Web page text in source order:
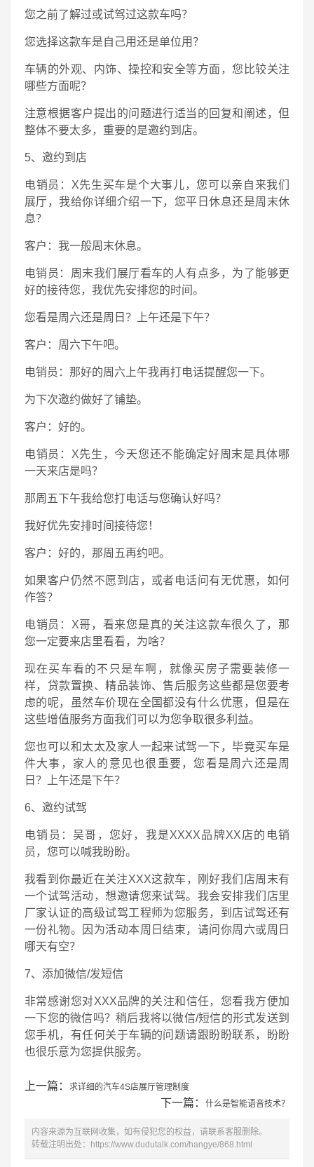
您之前了解过或试驾过这款车吗？
您选择这款车是自己用还是单位用？
车辆的外观、内饰、操控和安全等方面，您比较关注
哪些方面呢？
注意根据客户提出的问题进行适当的回复和阐述，但
整体不要太多，重要的是邀约到店。
5、邀约到店
电销员：X先生买车是个大事儿，您可以亲自来我们
展厅，我给你详细介绍一下，您平日休息还是周末休
息？
客户：我一般周末休息。
电销员：周末我们展厅看车的人有点多，为了能够更
好的接待您，我优先安排您的时间。
您看是周六还是周日？上午还是下午？
客户：周六下午吧。
电销员：那好的周六上午我再打电话提醒您一下。
为下次邀约做好了铺垫。
客户：好的。
电销员：X先生，今天您还不能确定好周末是具体哪
一天来店是吗？
那周五下午我给您打电话与您确认好吗？
我好优先安排时间接待您！
客户：好的，那周五再约吧。
如果客户仍然不愿到店，或者电话问有无优惠，如何
作答？
电销员：X哥，看来您是真的关注这款车很久了，那
您一定要来店里看看，为啥？
现在买车看的不只是车啊，就像买房子需要装修一
样，贷款置换、精品装饰、售后服务这些都是您要考
虑的呢，虽然车价现在全国都没有什么优惠，但是在
这些增值服务方面我们可以为您争取很多利益。
您也可以和太太及家人一起来试驾一下，毕竟买车是
件大事，家人的意见也很重要，您看是周六还是周
日？上午还是下午？
6、邀约试驾
电销员：吴哥，您好，我是XXXX品牌XX店的电销
员，您可以喊我盼盼。
我看到你最近在关注XXX这款车，刚好我们店周末有
一个试驾活动，想邀请您来试驾。我会安排我们店里
厂家认证的高级试驾工程师为您服务，到店试驾还有
一份礼物。因为活动本周日结束，请问你周六或周日
哪天有空？
7、添加微信/发短信
非常感谢您对XXX品牌的关注和信任，您看我方便加
一下您的微信吗？稍后我将以微信/短信的形式发送到
您手机，有任何关于车辆的问题请跟盼盼联系，盼盼
也很乐意为您提供服务。
上一篇： 求详细的汽车4S店展厅管理制度
下一篇： 什么是智能语音技术？
内容来源为互联网收集，如有侵犯您的权益，请联系客服删除。
转载注明出处：
https://www.dudutalk.com/hangye/868.html